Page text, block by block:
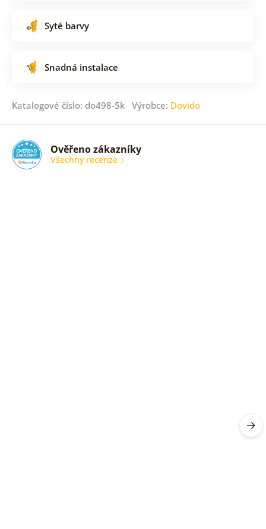
Syté barvy
Snadná instalace
Katalogové číslo: do498-5k Výrobce: Dovido
Ověřeno zákazníky
Všechny recenze